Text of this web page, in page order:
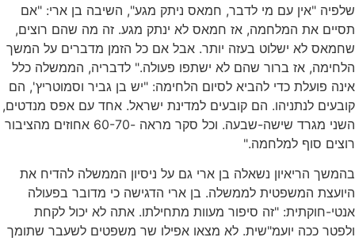
שלפיה "אין עם מי לדבר, חמאס ניתק מגע", השיבה בן ארי: "אם
תסיים את המלחמה, אז חמאס לא ינתק מגע. זה מה שהם רוצים,
שחמאס לא ישלוט בעזה יותר. אבל אם כל הזמן מדברים על המשך
הלחימה, אז ברור שהם לא ישתפו פעולה." לדבריה, הממשלה כלל
אינה פועלת כדי להביא לסיום הלחימה: "יש בן גביר וסמוטריץ', הם
קובעים לנתניהו. הם קובעים למדינת ישראל. אחד עם אפס מנדטים,
השני מגרד שישה-שבעה. וכל סקר מראה -60-70 אחוזים מהציבור
רוצים סוף למלחמה."
בהמשך הריאיון נשאלה בן ארי גם על ניסיון הממשלה להדיח את
היועצת המשפטית לממשלה. בן ארי הדגישה כי מדובר בפעולה
אנטי-חוקתית: "זה סיפור מעוות מתחילתו. אתה לא יכול לקחת
ולפטר ככה יועמ"שית. לא מצאו אפילו שר משפטים לשעבר שתומך